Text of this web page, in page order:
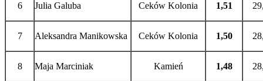
6 Julia Galuba Ceków Kolonia 1,51
7 Aleksandra Manikowska Ceków Kolonia 1,50
8 Maja Marciniak Kamień 1,48